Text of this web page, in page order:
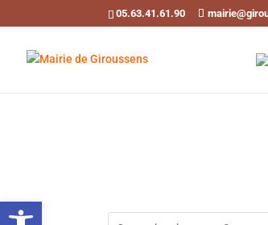
Ouvrir la barre d’outils
05.63.41.61.90